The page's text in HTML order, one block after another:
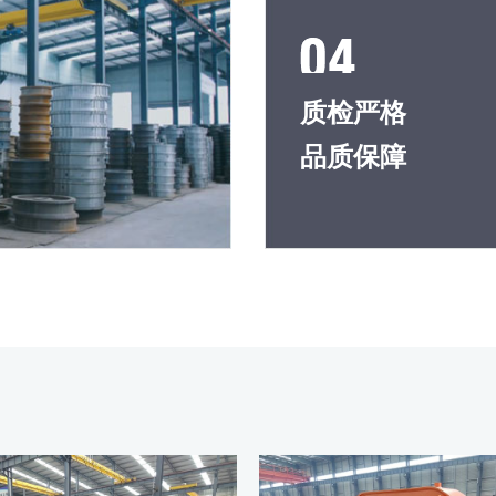
质检严格
品质保障